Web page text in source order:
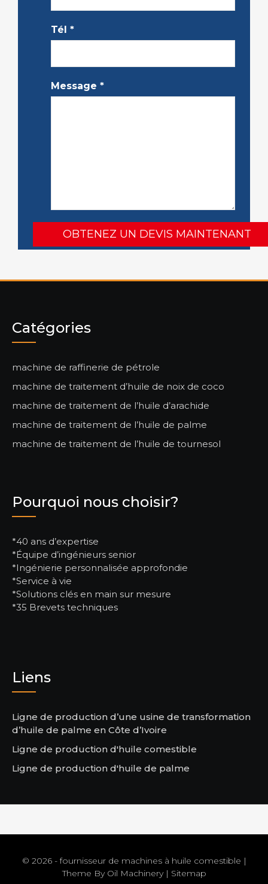
Tél *
Message *
Catégories
machine de raffinerie de pétrole
machine de traitement d’huile de noix de coco
machine de traitement de l’huile d’arachide
machine de traitement de l’huile de palme
machine de traitement de l’huile de tournesol
Pourquoi nous choisir?
*40 ans d’expertise
*Équipe d’ingénieurs senior
*Ingénierie personnalisée approfondie
*Service à vie
*Solutions clés en main sur mesure
*35 Brevets techniques
Liens
Ligne de production d’une usine de transformation
d’huile de palme en Côte d’Ivoire
Ligne de production d'huile comestible
Ligne de production d'huile de palme
© 2026 - fournisseur de machines à huile comestible |
Theme By Oil Machinery| Sitemap